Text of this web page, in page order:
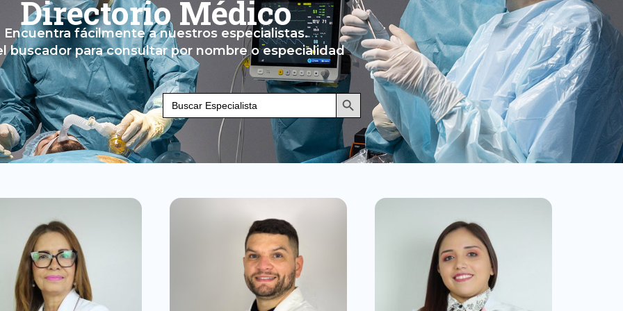
Directorio Médico
Encuentra fácilmente a nuestros especialistas.
buscador para consultar por nombre o especialidad
Buscar: Botón de búsqueda